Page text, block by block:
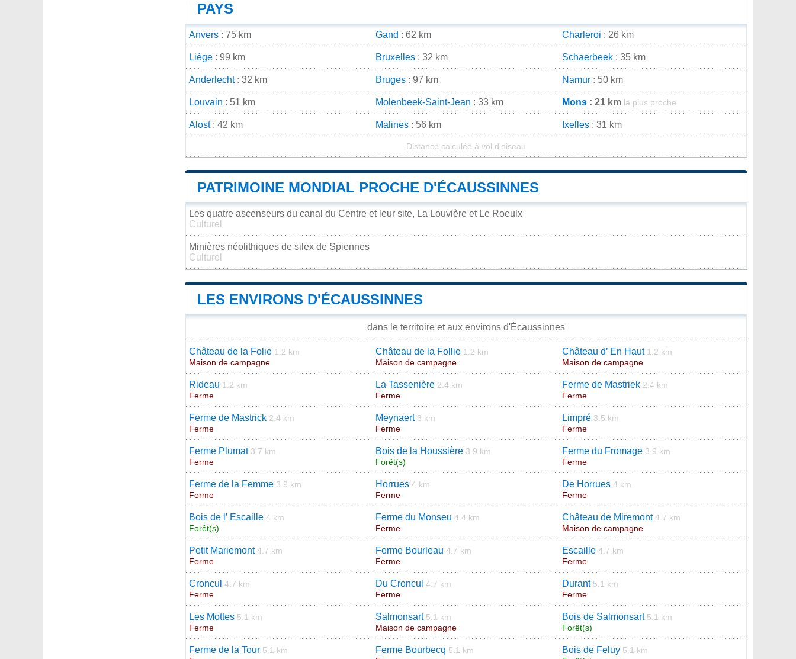
PAYS
Anvers : 75 km Gand : 62 km Charleroi : 26 km
Liège : 99 km Bruxelles : 32 km Schaerbeek : 35 km
Anderlecht: 32 km Bruges : 97 km Namur : 50 km
Louvain : 51 km Molenbeek-Saint-Jean : 33 km Mons : 21 km la plus proche
Alost: 42 km Malines : 56 km Ixelles : 31 km
Distance calculée à vol d'oiseau
PATRIMOINE MONDIAL PROCHE D'ÉCAUSSINNES
Les quatre ascenseurs du canal du Centre et leur site, La Louvière et Le Roeulx
Culturel
Minières néolithiques de silex de Spiennes
Culturel
LES ENVIRONS D'ÉCAUSSINNES
dans le territoire et aux environs d'Écaussinnes
Château de la Folie 1.2 km
Maison de campagne
Château de la Follie 1.2 km
Maison de campagne
Château d’ En Haut 1.2 km
Maison de campagne
Rideau 1.2 km
Ferme
La Tassenière 2.4 km
Ferme
Ferme de Mastriek 2.4 km
Ferme
Ferme de Mastrick 2.4 km
Ferme
Meynaert 3 km
Ferme
Limpré 3.5 km
Ferme
Ferme Plumat 3.7 km
Ferme
Bois de la Houssière 3.9 km
Forêt(s)
Ferme du Fromage 3.9 km
Ferme
Ferme de la Femme 3.9 km
Ferme
Horrues 4 km
Ferme
De Horrues 4 km
Ferme
Bois de l’ Escaille 4 km
Forêt(s)
Ferme du Monseu 4.4 km
Ferme
Château de Miremont 4.7 km
Maison de campagne
Petit Mariemont 4.7 km
Ferme
Ferme Bourleau 4.7 km
Ferme
Escaille 4.7 km
Ferme
Croncul 4.7 km
Ferme
Du Croncul 4.7 km
Ferme
Durant 5.1 km
Ferme
Les Mottes 5.1 km
Ferme
Salmonsart 5.1 km
Maison de campagne
Bois de Salmonsart 5.1 km
Forêt(s)
Ferme de la Tour 5.1 km
Ferme Bourbecq 5.1 km
Bois de Feluy 5.1 km